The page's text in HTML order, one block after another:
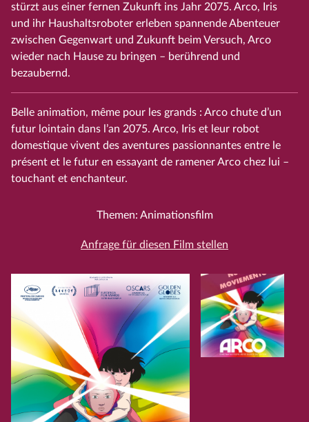
stürzt aus einer fernen Zukunft ins Jahr 2075. Arco, Iris
und ihr Haushaltsroboter erleben spannende Abenteuer
zwischen Gegenwart und Zukunft beim Versuch, Arco
wieder nach Hause zu bringen – berührend und
bezaubernd.
Belle animation, même pour les grands : Arco chute d’un
futur lointain dans l’an 2075. Arco, Iris et leur robot
domestique vivent des aventures passionnantes entre le
présent et le futur en essayant de ramener Arco chez lui –
touchant et enchanteur.
Themen: Animationsfilm
Anfrage für diesen Film stellen